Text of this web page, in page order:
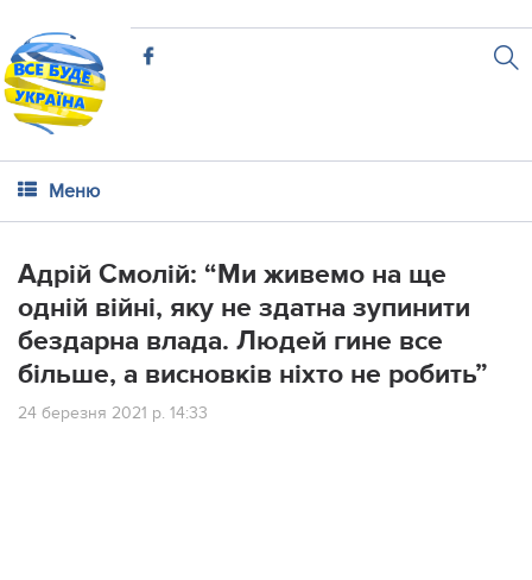
Меню
Aдpiй Cмoлiй: “Ми живeмo нa щe
oднiй вiйнi, яку нe здaтнa зупинити
бeздapнa влaдa. Людeй гинe вce
бiльшe, a виcнoвкiв нixтo нe poбить”
24 березня 2021 р. 14:33